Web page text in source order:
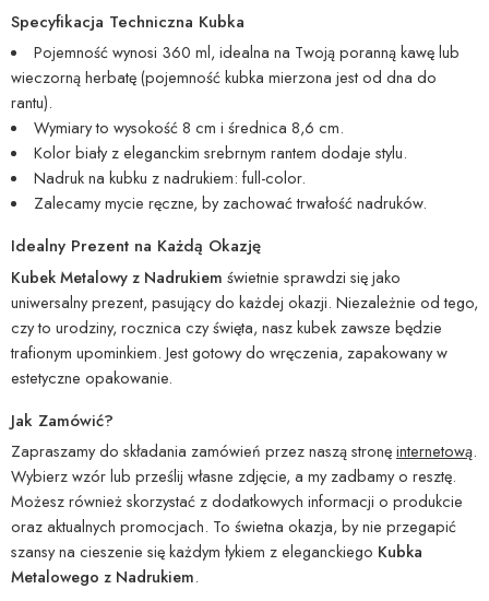
Specyfikacja Techniczna Kubka
Pojemność wynosi 360 ml, idealna na Twoją poranną kawę lub
wieczorną herbatę (pojemność kubka mierzona jest od dna do
rantu).
Wymiary to wysokość 8 cm i średnica 8,6 cm.
Kolor biały z eleganckim srebrnym rantem dodaje stylu.
Nadruk na kubku z nadrukiem: full-color.
Zalecamy mycie ręczne, by zachować trwałość nadruków.
Idealny Prezent na Każdą Okazję
Kubek Metalowy z Nadrukiem świetnie sprawdzi się jako
uniwersalny prezent, pasujący do każdej okazji. Niezależnie od tego,
czy to urodziny, rocznica czy święta, nasz kubek zawsze będzie
trafionym upominkiem. Jest gotowy do wręczenia, zapakowany w
estetyczne opakowanie.
Jak Zamówić?
Zapraszamy do składania zamówień przez naszą stronęinternetową.
Wybierz wzór lub prześlij własne zdjęcie, a my zadbamy o resztę.
Możesz również skorzystać z dodatkowych informacji o produkcie
oraz aktualnych promocjach. To świetna okazja, by nie przegapić
szansy na cieszenie się każdym łykiem z eleganckiego Kubka
Metalowego z Nadrukiem.